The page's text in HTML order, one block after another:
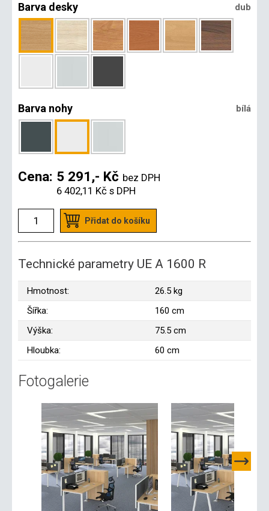
Barva desky dub
Barva nohy bílá
Cena: 5 291,- Kč bez DPH
6 402,11 Kč s DPH
Přidat do košíku
Technické parametry UE A 1600 R
Hmotnost:
26.5 kg
Šířka:
160 cm
Výška:
75.5 cm
Hloubka:
60 cm
Fotogalerie